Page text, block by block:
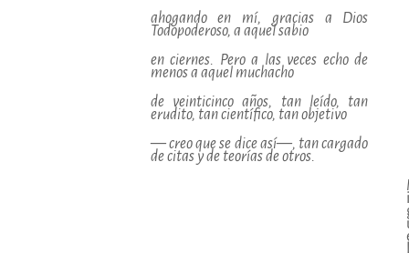
ahogando en mí, gracias a Dios
Todopoderoso, a aquel sabio
en ciernes. Pero a las veces echo de
menos a aquel muchacho
de veinticinco años, tan leído, tan
erudito, tan científico, tan objetivo
― creo que se dice así―, tan cargado
de citas y de teorías de otros.
i